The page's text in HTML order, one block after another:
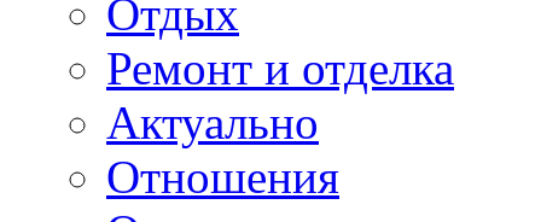
Отдых
Ремонт и отделка
Актуально
Отношения